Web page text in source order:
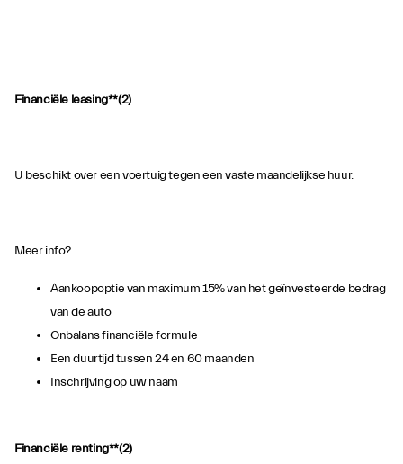
Financiële leasing**(2)
U beschikt over een voertuig tegen een vaste maandelijkse huur.
Meer info?
Aankoopoptie van maximum 15% van het geïnvesteerde bedrag
van de auto
Onbalans financiële formule
Een duurtijd tussen 24 en 60 maanden
Inschrijving op uw naam
Financiële renting**(2)